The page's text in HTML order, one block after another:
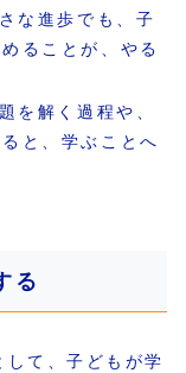
な進歩でも、子
ることが、やる
を解く過程や、
と、学ぶことへ
る
て、子どもが学